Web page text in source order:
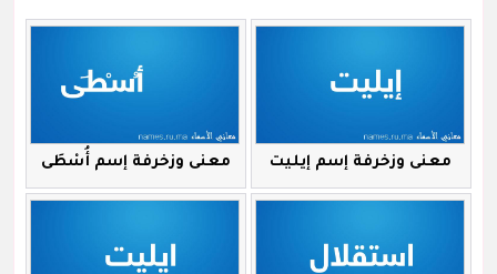
معنى وزخرفة إسم إيليت معنى وزخرفة إسم أُسْطَى